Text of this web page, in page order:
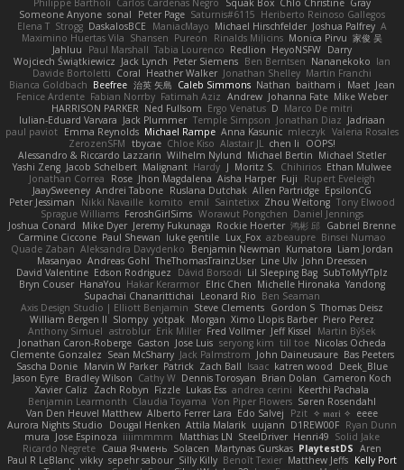
Philippe Bartholi Carlos Cardenas Negro Squak Box Chlo Christine Gray
Someone Anyone sonal Peter Page Saturnis#6115 Heriberto Reinoso Gallegos
Elena T Strogg DaskalosBCE ManiacMayo Michael Hirschfelder Joshua Palfrey A
Maximino Huertas Vila Shansen Pureon Rinalds Miļicins Monica Pirvu 家俊 吴
Jahluu
Paul Marshall Tabia Lourenco Redlion HeyoNSFW Darry
Wojciech Świątkiewicz Jack Lynch Peter Siemens Ben Berntsen Nananekoko Ian
Davide Bortoletti Coral Heather Walker Jonathan Shelley Martín Franchi
Bianca Goldbach Beefree 治英 矢島 Caleb Simmons Nathan baitham i Maet Jean
Fenice Ardente Fabian Norrby Fatimah Aziz Andrew Johanna Fate Mike Weber
HARRISON PARKER Ned Fullsom Ergo Venatus D Marco De mitri
Iulian-Eduard Varvara Jack Plummer Temple Simpson Jonathan Diaz Jadriaan
paul paviot Emma Reynolds Michael Rampe Anna Kasunic mleczyk Valeria Rosales
ZerozenSFM tbycae Chloe Kiso Alastair JL chen li
OOPS!
Alessandro & Riccardo Lazzarin Wilhelm Nylund Michael Bertin Michael Stetler
Yashi Zeng Jacob Schelbert Malignant Hardy J Moritz S. Chihirios Ethan Mulwee
Jonathan Correa
Rose Jhon Magdalena Aisha Harper Fuji
Rupert Eveleigh
JaaySweeney Andrei Tabone Ruslana Dutchak Allen Partridge EpsilonCG
Peter Jessiman
Nikki Navaille komito emil Saintetixx Zhou Weitong Tony Elwood
Sprague Williams FeroshGirlSims Worawut Pongchen Daniel Jennings
Joshua Conard
Mike Dyer Jeremy Fukunaga Rockie Hoerter 鸿彬 邱 Gabriel Brenne
Carmine Ciccone Paul Shewan luke gentile Lux_Fox azbeaupre Binsei Numao
Quade Zaban Aleksandra Davydenko Benjamin Newman Kumatora Liam Jordan
Masanyao Andreas Gohl TheThomasTrainzUser Line Ulv John Dreessen
David Valentine Edson Rodriguez Dávid Borsodi Lil Sleeping Bag SubToMyYTplz
Bryn Couser HanaYou Hakar Kerarmor Elric Chen Michelle Hironaka Yandong
Supachai Chanarittichai
Leonard Rio Ben Seaman
Axis Design Studio | Elliott Benjamin Steve Clements Gordon S Thomas Deisz
William Bergen II Slompy yotpak Morgan Ximo Llopis Barber Piero Perez
Anthony Simuel astroblur Erik Miller Fred Vollmer Jeff Kissel
Martin Býšek
Jonathan Caron-Roberge Gaston Jose Luis seryong kim till toe Nicolas Ocheda
Clemente Gonzalez Sean McSharry Jack Palmstrom John Daineusaure Bas Peeters
Sascha Donie Marvin W Parker Patrick Zach Ball Isaac katren wood
Deek_Blue
Jason Eyre Bradley Wilson Cathy W Dennis Torosyan Brian Dolan
Cameron Koch
Xavier Caliz
Zach Robyn Fizzle Lukas Ess andrea cerini
Keerthi Pachala
Benjamin Learmonth Claudia Toyama Von Piper Flowers Søren Rosendahl
Van Den Heuvel Matthew Alberto Ferrer Lara Edo Salvej Pzit ✧ 𝔪𝔞𝔯𝔦 ✧ eeee
Aurora Nights Studio
Dougal Henken Attila Malarik uujann D1REW00F Ryan Dunn
mura Jose Espinoza iiiimmmm Matthias LN SteelDriver Henri49 Solid Jake
Ricardo Negrete Саша Ячмень Solacen Martynas Gurskas PlaytestDS Aren
Paul R LeBlanc vikky sepehr sabour Silly Killy Benoît Texier Matthew Jeffs Kelly Port